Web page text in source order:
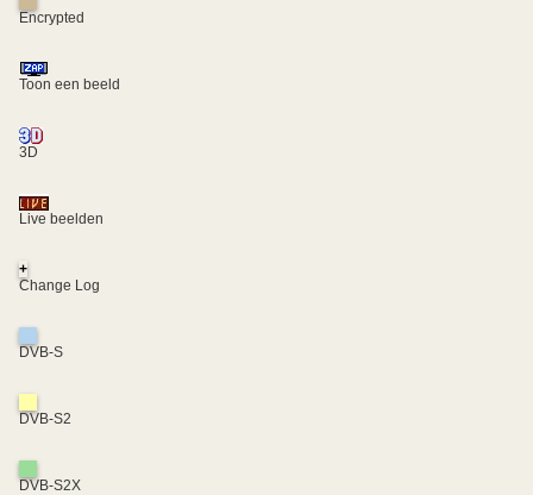
Encrypted
Toon een beeld
3D
Live beelden
+
Change Log
DVB-S
DVB-S2
DVB-S2X